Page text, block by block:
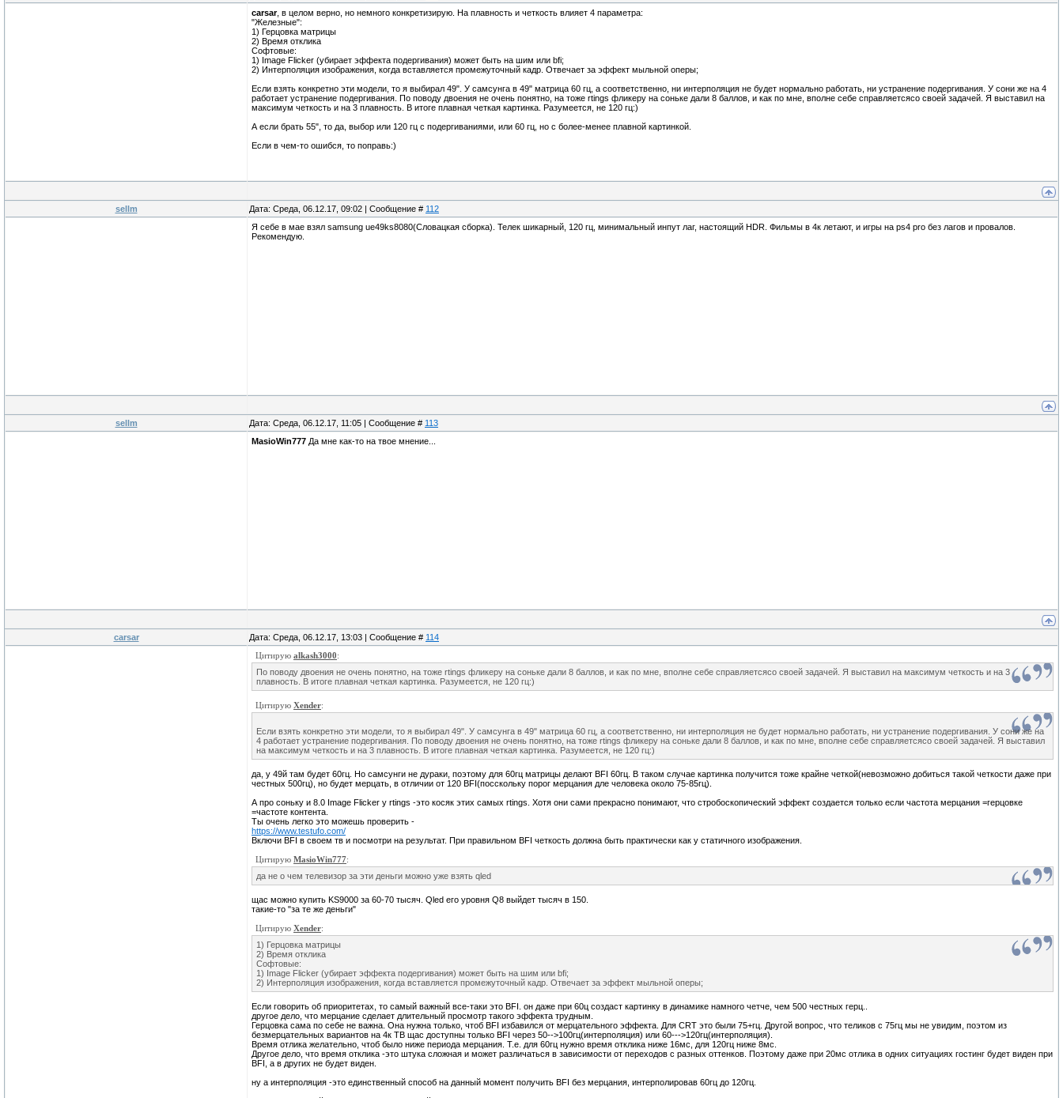
carsar, в целом верно, но немного конкретизирую. На плавность и четкость влияет 4 параметра:
"Железные":
1) Герцовка матрицы
2) Время отклика
Софтовые:
1) Image Flicker (убирает эффекта подергивания) может быть на шим или bfi;
2) Интерполяция изображения, когда вставляется промежуточный кадр. Отвечает за эффект мыльной оперы;
Если взять конкретно эти модели, то я выбирал 49". У самсунга в 49" матрица 60 гц, а соответственно, ни интерполяция не будет нормально работать, ни устранение подергивания. У сони же на 4
работает устранение подергивания. По поводу двоения не очень понятно, на тоже rtings фликеру на соньке дали 8 баллов, и как по мне, вполне себе справляетсясо своей задачей. Я выставил на
максимум четкость и на 3 плавность. В итоге плавная четкая картинка. Разумеется, не 120 гц:)
А если брать 55", то да, выбор или 120 гц с подергиваниями, или 60 гц, но с более-менее плавной картинкой.
Если в чем-то ошибся, то поправь:)
sellm Дата: Среда, 06.12.17, 09:02 | Сообщение # 112
Я себе в мае взял samsung ue49ks8080(Словацкая сборка). Телек шикарный, 120 гц, минимальный инпут лаг, настоящий HDR. Фильмы в 4к летают, и игры на ps4 pro без лагов и провалов.
Рекомендую.
sellm Дата: Среда, 06.12.17, 11:05 | Сообщение # 113
MasioWin777 Да мне как-то на твое мнение...
carsar Дата: Среда, 06.12.17, 13:03 | Сообщение # 114
Цитирую alkash3000:
По поводу двоения не очень понятно, на тоже rtings фликеру на соньке дали 8 баллов, и как по мне, вполне себе справляетсясо своей задачей. Я выставил на максимум четкость и на 3
плавность. В итоге плавная четкая картинка. Разумеется, не 120 гц:)
Цитирую Xender:
Если взять конкретно эти модели, то я выбирал 49". У самсунга в 49" матрица 60 гц, а соответственно, ни интерполяция не будет нормально работать, ни устранение подергивания. У сони же на
4 работает устранение подергивания. По поводу двоения не очень понятно, на тоже rtings фликеру на соньке дали 8 баллов, и как по мне, вполне себе справляетсясо своей задачей. Я выставил
на максимум четкость и на 3 плавность. В итоге плавная четкая картинка. Разумеется, не 120 гц:)
да, у 49й там будет 60гц. Но самсунги не дураки, поэтому для 60гц матрицы делают BFI 60гц. В таком случае картинка получится тоже крайне четкой(невозможно добиться такой четкости даже при
честных 500гц), но будет мерцать, в отличии от 120 BFI(посскольку порог мерцания дле человека около 75-85гц).
А про соньку и 8.0 Image Flicker у rtings -это косяк этих самых rtings. Хотя они сами прекрасно понимают, что стробоскопический эффект создается только если частота мерцания =герцовке
=частоте контента.
Ты очень легко это можешь проверить -
https://www.testufo.com/
Включи BFI в своем тв и посмотри на результат. При правильном BFI четкость должна быть практически как у статичного изображения.
Цитирую MasioWin777:
да не о чем телевизор за эти деньги можно уже взять qled
щас можно купить KS9000 за 60-70 тысяч. Qled его уровня Q8 выйдет тысяч в 150.
такие-то "за те же деньги"
Цитирую Xender:
1) Герцовка матрицы
2) Время отклика
Софтовые:
1) Image Flicker (убирает эффекта подергивания) может быть на шим или bfi;
2) Интерполяция изображения, когда вставляется промежуточный кадр. Отвечает за эффект мыльной оперы;
Если говорить об приоритетах, то самый важный все-таки это BFI. он даже при 60ц создаст картинку в динамике намного четче, чем 500 честных герц..
другое дело, что мерцание сделает длительный просмотр такого эффекта трудным.
Герцовка сама по себе не важна. Она нужна только, чтоб BFI избавился от мерцательного эффекта. Для CRT это были 75+гц. Другой вопрос, что теликов с 75гц мы не увидим, поэтом из
безмерцательных вариантов на 4к ТВ щас доступны только BFI через 50-->100гц(интерполяция) или 60--->120гц(интерполяция).
Время отлика желательно, чтоб было ниже периода мерцания. Т.е. для 60гц нужно время отклика ниже 16мс, для 120гц ниже 8мс.
Другое дело, что время отклика -это штука сложная и может различаться в зависимости от переходов с разных оттенков. Поэтому даже при 20мс отлика в одних ситуациях гостинг будет виден при
BFI, а в других не будет виден.
ну а интерполяция -это единственный способ на данный момент получить BFI без мерцания, интерполировав 60гц до 120гц.